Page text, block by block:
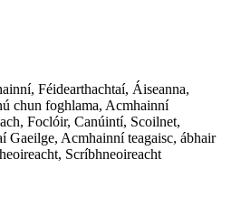
Féidearthachtaí, Áiseanna,
chun foghlama, Acmhainní
Foclóir, Canúintí, Scoilnet,
Gaeilge, Acmhainní teagaisc, ábhair
Scríbhneoireacht